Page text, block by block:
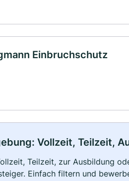
Einbruchschutz
Vollzeit, Teilzeit,
Teilzeit, zur Ausbildung
Einfach filtern und